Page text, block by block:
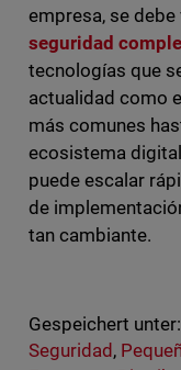
empresa, se
seguridad
tecnologías que
actualidad como
más comunes
ecosistema
puede escalar
de
tan cambiante.
Gespeichert unter:
Seguridad ,